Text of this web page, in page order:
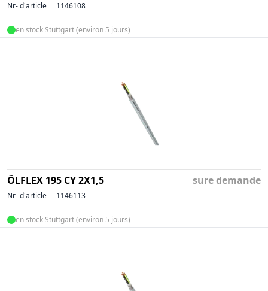
Nr- d'article 1146108
en stock Stuttgart (environ 5 jours)
ÖLFLEX 195 CY 2X1,5 sure demande
Nr- d'article 1146113
en stock Stuttgart (environ 5 jours)